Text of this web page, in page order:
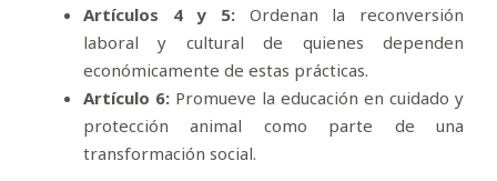
Artículos 4 y 5: Ordenan la reconversión
laboral y cultural de quienes dependen
económicamente de estas prácticas.
Artículo 6: Promueve la educación en cuidado y
protección animal como parte de una
transformación social.